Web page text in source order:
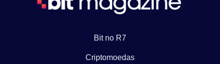
Bit no R7
Criptomoedas